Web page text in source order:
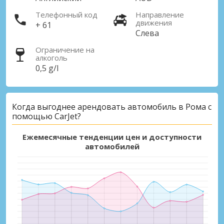
Телефонный код
+ 61
Направление
движения
Слева
Ограничение на
алкоголь
0,5 g/l
Когда выгоднее арендовать автомобиль в Рома с
помощью CarJet?
Ежемесячные тенденции цен и доступности
автомобилей